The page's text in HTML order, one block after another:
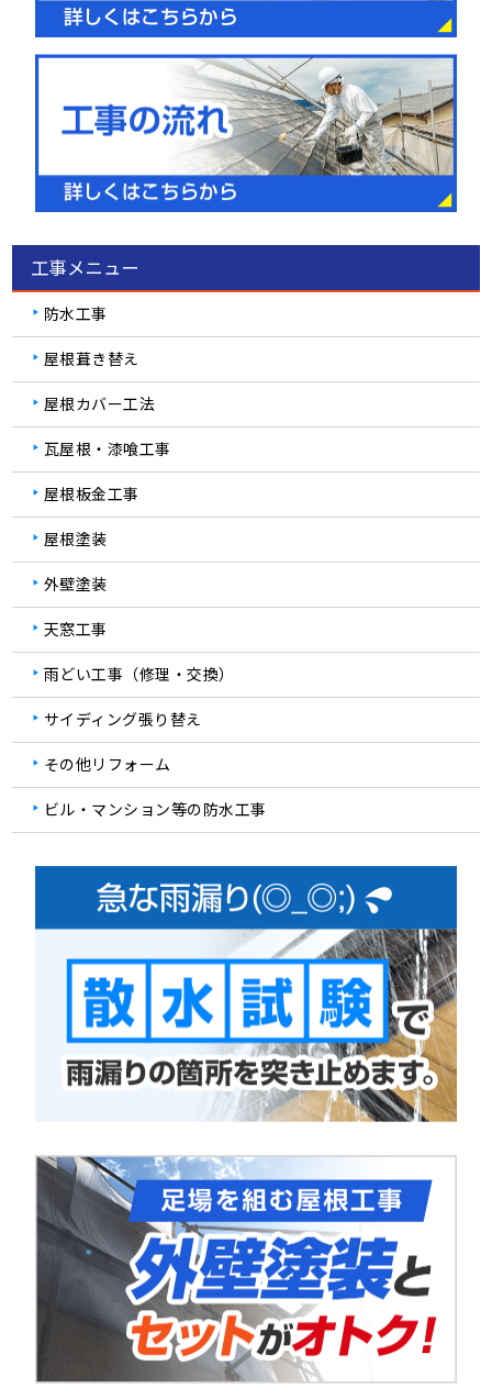
工事メニュー
防水工事
屋根葺き替え
屋根カバー工法
瓦屋根・漆喰工事
屋根板金工事
屋根塗装
外壁塗装
天窓工事
雨どい工事（修理・交換）
サイディング張り替え
その他リフォーム
ビル・マンション等の防水工事